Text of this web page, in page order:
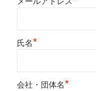
氏名*
会社・団体名*